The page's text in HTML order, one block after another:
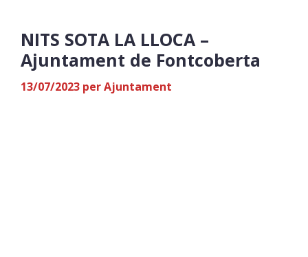
NITS SOTA LA LLOCA –
Ajuntament de Fontcoberta
13/07/2023 perAjuntament